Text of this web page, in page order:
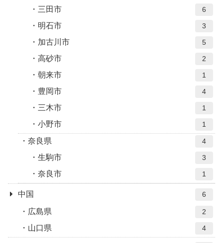
三田市 6
明石市 3
加古川市 5
高砂市 2
朝来市 1
豊岡市 4
三木市 1
小野市 1
奈良県 4
生駒市 3
奈良市 1
中国 6
広島県 2
山口県 4